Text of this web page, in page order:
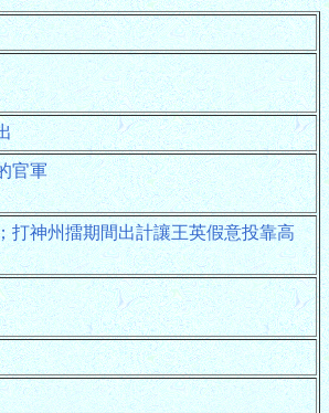
官軍
打神州擂期間出計讓王英假意投靠高